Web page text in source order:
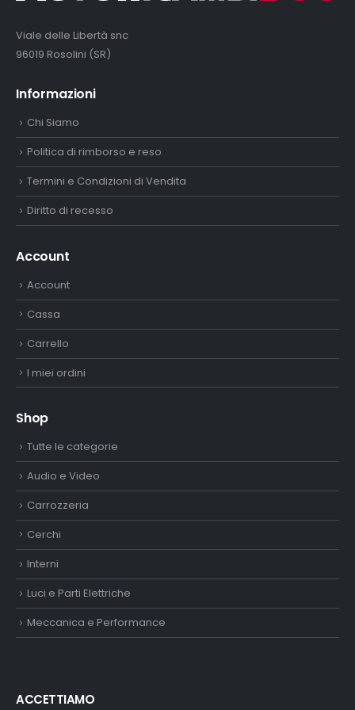
Viale delle Libertà snc
96019 Rosolini (SR)
Informazioni
Chi Siamo
Politica di rimborso e reso
Termini e Condizioni di Vendita
Diritto di recesso
Account
Account
Cassa
Carrello
I miei ordini
Shop
Tutte le categorie
Audio e Video
Carrozzeria
Cerchi
Interni
Luci e Parti Elettriche
Meccanica e Performance
ACCETTIAMO